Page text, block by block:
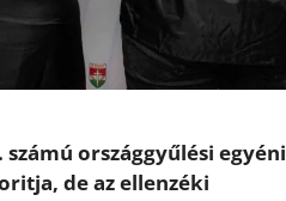
országgyűlési egyéni
de az ellenzéki